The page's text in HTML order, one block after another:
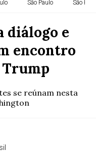
São Paulo São
diálogo e
encontro
se reúnam nesta